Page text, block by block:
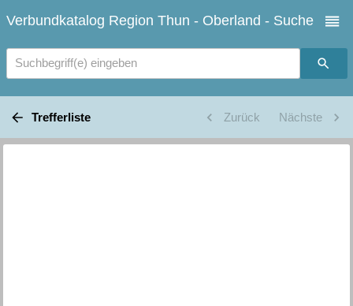
Verbundkatalog Region Thun - Oberland - Suche
Suchbegriff(e) eingeben
Trefferliste Zurück Nächste